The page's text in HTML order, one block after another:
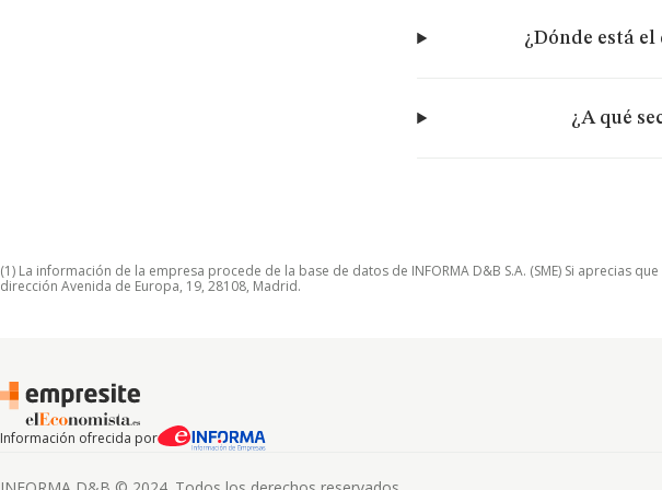
¿Dónde está
¿A qué
(1) La información de la empresa procede de la base de datos de INFORMA D&B S.A. (SME) Si
dirección Avenida de Europa, 19, 28108, Madrid.
Información ofrecida por